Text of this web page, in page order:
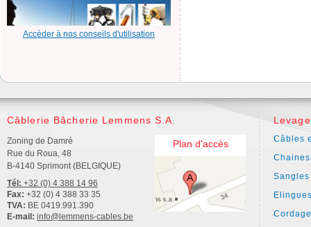
Accèder à nos conseils d'utilisation
Câblerie Bâcherie Lemmens S.A.
Plan d'accès
Zoning de Damré
Rue du Roua, 48
B-4140 Sprimont (BELGIQUE)
Tél: +32 (0) 4 388 14 96
Fax: +32 (0) 4 388 33 35
TVA: BE 0419.991.390
E-mail: info@lemmens-cables.be
Câbles